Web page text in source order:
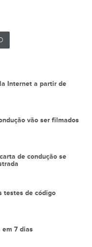
Internet a partir de
vão ser filmados
de condução se
testes de código
em 7 dias